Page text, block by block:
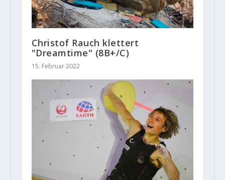
Christof Rauch klettert
"Dreamtime" (8B+/C)
15. Februar 2022